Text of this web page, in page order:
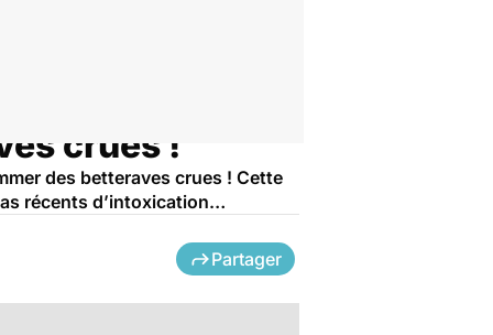
crues !
des betteraves crues ! Cette
récents d’intoxication…
Partager